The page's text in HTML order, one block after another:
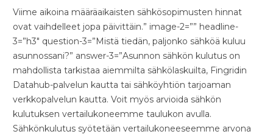
Viime aikoina määräaikaisten sähkösopimusten hinnat
ovat vaihdelleet jopa päivittäin.” image-2=”” headline-
3=”h3″ question-3=”Mistä tiedän, paljonko sähköä kuluu
asunnossani?” answer-3=”Asunnon sähkön kulutus on
mahdollista tarkistaa aiemmilta sähkölaskuilta, Fingridin
Datahub-palvelun kautta tai sähköyhtiön tarjoaman
verkkopalvelun kautta. Voit myös arvioida sähkön
kulutuksen vertailukoneemme taulukon avulla.
Sähkönkulutus syötetään vertailukoneeseemme arvona